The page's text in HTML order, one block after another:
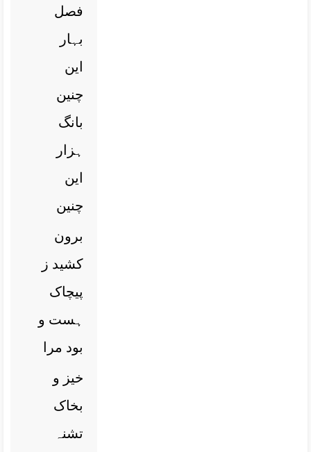
فصل
بہار
این
چنین
بانگ
ہزار
این
چنین
برون
کشید ز
پیچاک
ہست و
بود مرا
خیز و
بخاک
تشنہ